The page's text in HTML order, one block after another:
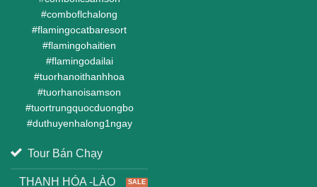
#comboflchalong
#flamingocatbaresort
#flamingohaitien
#flamingodailai
#tuorhanoithanhhoa
#tuorhanoisamson
#tuortrungquocduongbo
#duthuyenhalong1ngay
Tour Bán Chạy
THANH HÓA -LÀO